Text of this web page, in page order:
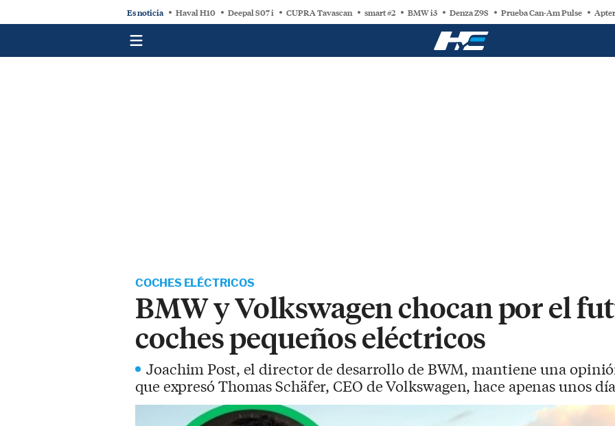
Es noticia Haval H10 Deepal S07 i CUPRA Tavascan smart #2 BMW i3 Denza Z9S Prueba Can-Am Pulse
COCHES ELÉCTRICOS
BMW y Volkswagen chocan por el
coches pequeños eléctricos
Joachim Post, el director de desarrollo de BWM, mantiene una
que expresó Thomas Schäfer, CEO de Volkswagen, hace apenas unos